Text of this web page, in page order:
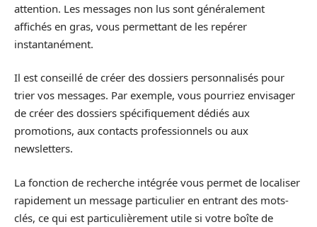
attention. Les messages non lus sont généralement
affichés en gras, vous permettant de les repérer
instantanément.
Il est conseillé de créer des dossiers personnalisés pour
trier vos messages. Par exemple, vous pourriez envisager
de créer des dossiers spécifiquement dédiés aux
promotions, aux contacts professionnels ou aux
newsletters.
La fonction de recherche intégrée vous permet de localiser
rapidement un message particulier en entrant des mots-
clés, ce qui est particulièrement utile si votre boîte de